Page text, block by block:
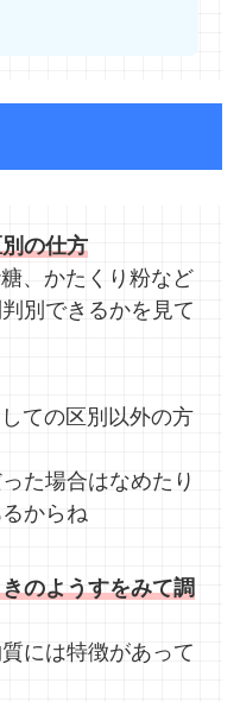
の仕方
、かたくり粉など
別できるかを見て
ての区別以外の方
た場合はなめたり
からね
のようすをみて調
には特徴があって